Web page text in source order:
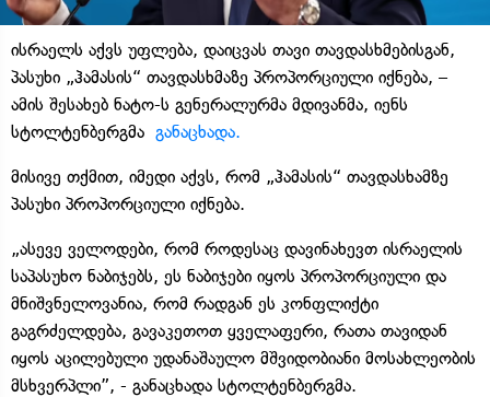
ისრაელს აქვს უფლება, დაიცვას თავი თავდასხმებისგან,
პასუხი „ჰამასის“ თავდასხმაზე პროპორციული იქნება, –
ამის შესახებ ნატო-ს გენერალურმა მდივანმა, იენს
სტოლტენბერგმა განაცხადა.
მისივე თქმით, იმედი აქვს, რომ „ჰამასის“ თავდასხამზე
პასუხი პროპორციული იქნება.
„ასევე ველოდები, რომ როდესაც დავინახევთ ისრაელის
საპასუხო ნაბიჯებს, ეს ნაბიჯები იყოს პროპორციული და
მნიშვნელოვანია, რომ რადგან ეს კონფლიქტი
გაგრძელდება, გავაკეთოთ ყველაფერი, რათა თავიდან
იყოს აცილებული უდანაშაულო მშვიდობიანი მოსახლეობის
მსხვერპლი”, - განაცხადა სტოლტენბერგმა.